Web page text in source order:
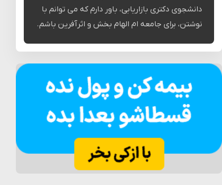
دانشجوی دکتری بازاریابی، باور دارم که می توانم با
نوشتن، برای جامعه ام الهام بخش و اثرآفرین باشم.